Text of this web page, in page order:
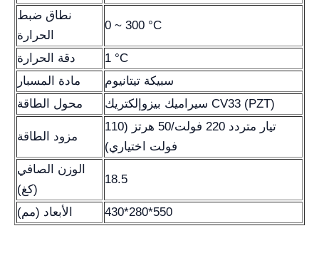
نطاق ضبط
الحرارة
0 ~ 300 °C
دقة الحرارة
1 °C
مادة المسبار
سبيكة تيتانيوم
محول الطاقة
سيراميك بيزوإلكتريك CV33 (PZT)
مزود الطاقة
تيار متردد 220 فولت/50 هرتز (110
فولت اختياري)
الوزن الصافي
(كغ)
18.5
الأبعاد (مم) 430*280*550